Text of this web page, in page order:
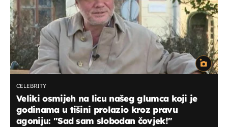
CELEBRITY
Veliki osmijeh na licu našeg glumca koji je
godinama u tišini prolazio kroz pravu
agoniju: "Sad sam slobodan čovjek!"